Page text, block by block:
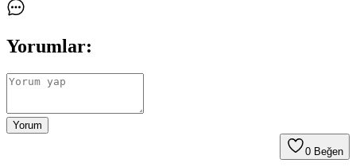
Yorumlar:
Yorum
0 Beğen